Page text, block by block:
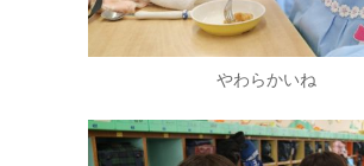
やわらかいね